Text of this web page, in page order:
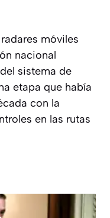
móviles
nacional
sistema de
etapa que había
con la
en las rutas